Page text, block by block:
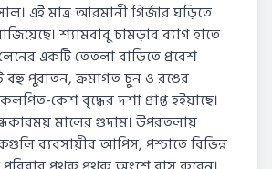
এই মাত্র আরমানী গির্জার ঘড়িতে
শ্যামবাবু চামড়ার ব্যাগ হাতে
একটি তেতলা বাড়িতে প্রবেশ
বহু পুরাতন, ক্রমাগত চুন ও রঙের
কেশ বৃদ্ধের দশা প্রাপ্ত হইয়াছে।
মালের গুদাম। উপরতলায়
ব্যবসায়ীর আপিস, পশ্চাতে বিভিন্ন